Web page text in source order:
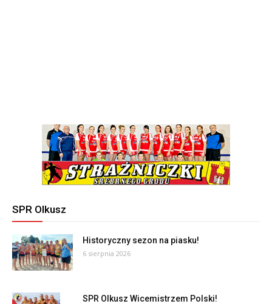
SPR Olkusz
Historyczny sezon na piasku!
6 sierpnia 2026
SPR Olkusz Wicemistrzem Polski!